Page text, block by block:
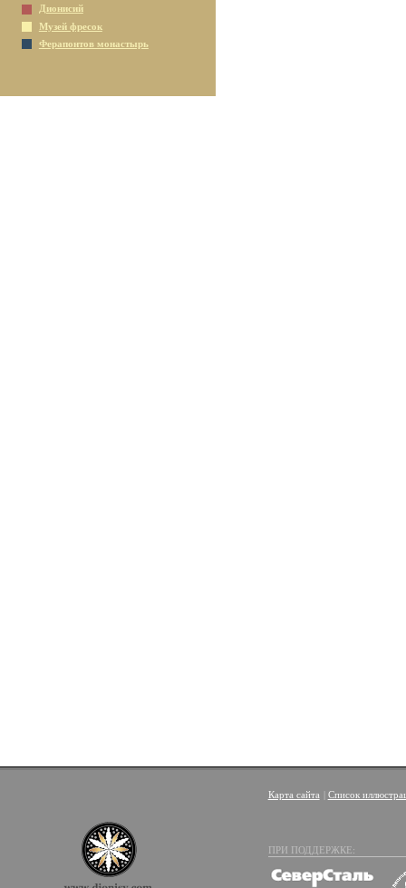
Дионисий
Музей фресок
Ферапонтов монастырь
Карта сайта| Список
ПРИ ПОДДЕРЖКЕ: